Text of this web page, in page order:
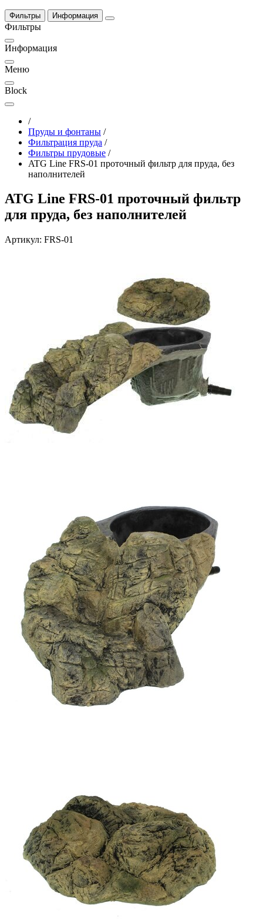
Фильтры Информация
Фильтры
Информация
Меню
Block
/
Пруды и фонтаны /
Фильтрация пруда /
Фильтры прудовые /
ATG Line FRS-01 проточный фильтр для пруда, без
наполнителей
ATG Line FRS-01 проточный фильтр
для пруда, без наполнителей
Артикул: FRS-01